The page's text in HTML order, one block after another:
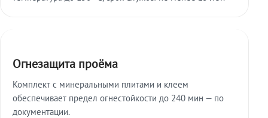
Огнезащита проёма
Комплект с минеральными плитами и клеем
обеспечивает предел огнестойкости до 240 мин — по
документации.